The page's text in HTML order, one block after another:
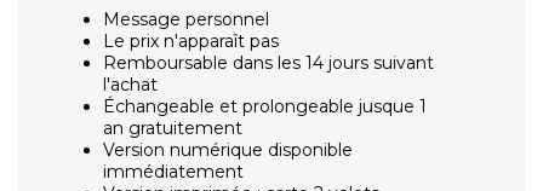
Message personnel
Le prix n'apparaît pas
Remboursable dans les 14 jours suivant
l'achat
Échangeable et prolongeable jusque 1
an gratuitement
Version numérique disponible
immédiatement